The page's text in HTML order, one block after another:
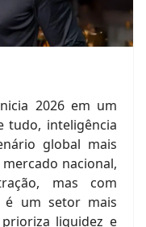
2026 em um
tudo, inteligência
global mais
nacional,
mas com
é um setor mais
liquidez e